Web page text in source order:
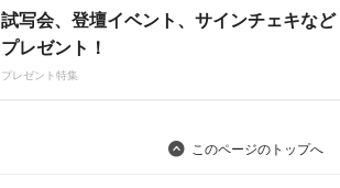
試写会、登壇イベント、サインチェキなど
プレゼント！
プレゼント特集
このページのトップへ